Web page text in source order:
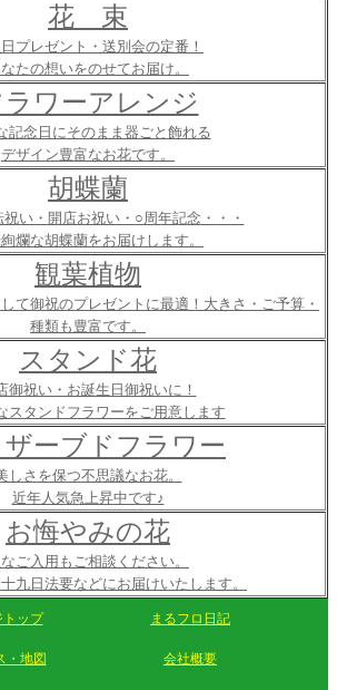
花 束
プレゼント・送別会の定番！
たの想いをのせてお届け。
ラワーアレンジ
記念日にそのまま器ごと飾れる
デザイン豊富なお花です。
胡蝶蘭
い・開店お祝い・○周年記念・・・
爛な胡蝶蘭をお届けします。
観葉植物
て御祝のプレゼントに最適！大きさ・ご予算・
種類も豊富です。
スタンド花
御祝い・お誕生日御祝いに！
スタンドフラワーをご用意します
ーブドフラワー
しさを保つ不思議なお花。
近年人気急上昇中です♪
お悔やみの花
ご入用もご相談ください。
九日法要などにお届けいたします。
トップ まるフロ日記
・地図 会社概要